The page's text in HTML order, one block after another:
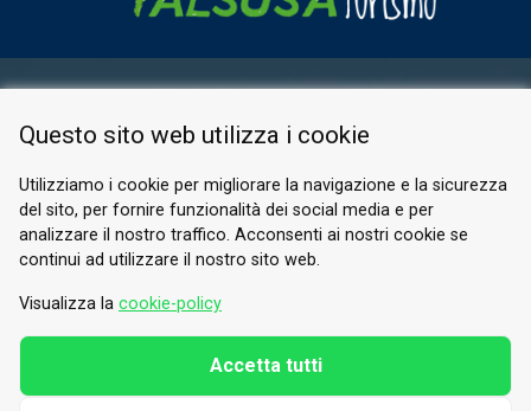
PRIVACY POLICY
© 2026 Valle di Susa
Tesori di Arte e Cultura Alpina
Tel.
E-mail.info@vallesusa-tesori.it
Questo sito web utilizza i cookie
Utilizziamo i cookie per migliorare la navigazione e la sicurezza
del sito, per fornire funzionalità dei social media e per
analizzare il nostro traffico. Acconsenti ai nostri cookie se
continui ad utilizzare il nostro sito web.
Visualizza la cookie-policy
Accetta tutti